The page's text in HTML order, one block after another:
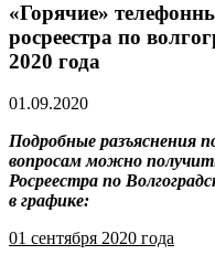
«Горячие»
росреестра по
2020 года
01.09.2020
Подробные разъяснения
вопросам можно
Росреестра по
в графике:
01 сентября 2020 года